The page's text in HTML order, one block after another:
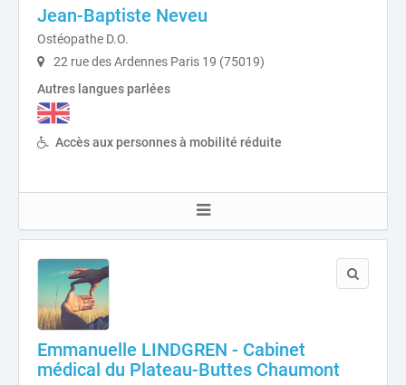
Jean-Baptiste Neveu
Ostéopathe D.O.
22 rue des Ardennes Paris 19 (75019)
Autres langues parlées
Accès aux personnes à mobilité réduite
Emmanuelle LINDGREN - Cabinet
médical du Plateau-Buttes Chaumont